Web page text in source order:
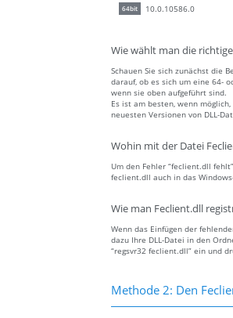
64bit 10.0.10586.0
Wie wählt man die
Schauen Sie sich zunächst die
darauf, ob es sich um eine 64-
wenn sie oben aufgeführt sind.
Es ist am besten, wenn
neuesten Versionen von DLL-
Wohin mit der Datei
Um den Fehler “feclient.dll
feclient.dll auch in das
Wie man Feclient.dll
Wenn das Einfügen der
dazu Ihre DLL-Datei in den
“regsvr32 feclient.dll” ein und
Methode 2: Den